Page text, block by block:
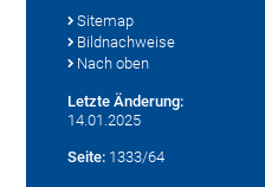
Sitemap
Bildnachweise
Nach oben
Letzte Änderung:
14.01.2025
Seite: 1333/64